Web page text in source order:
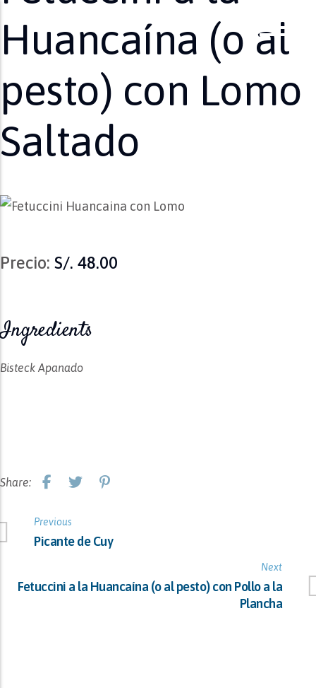
Huancaína (o al
pesto) con Lomo
Saltado
Precio: S/. 48.00
Ingredients
Bisteck Apanado
Share:
Previous
Picante de Cuy
Next
Fetuccini a la Huancaína (o al pesto) con Pollo a la
Plancha